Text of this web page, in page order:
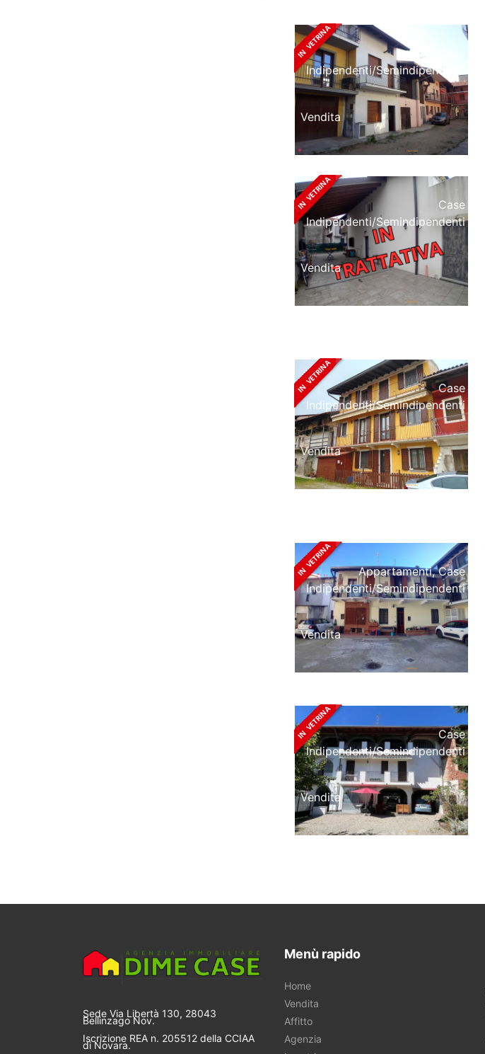
Indipendenti/semindipendenti
Vendita
Case
Indipendenti/semindipendenti
Vendita
Case
Indipendenti/semindipendenti
Vendita
Appartamenti, Case
Indipendenti/semindipendenti
Vendita
Case
Indipendenti/semindipendenti
Vendita
Sede Via Libertà 130, 28043
Bellinzago Nov.
Iscrizione REA n. 205512 della CCIAA
di Novara.
Menù rapido
Home
Vendita
Affitto
Agenzia